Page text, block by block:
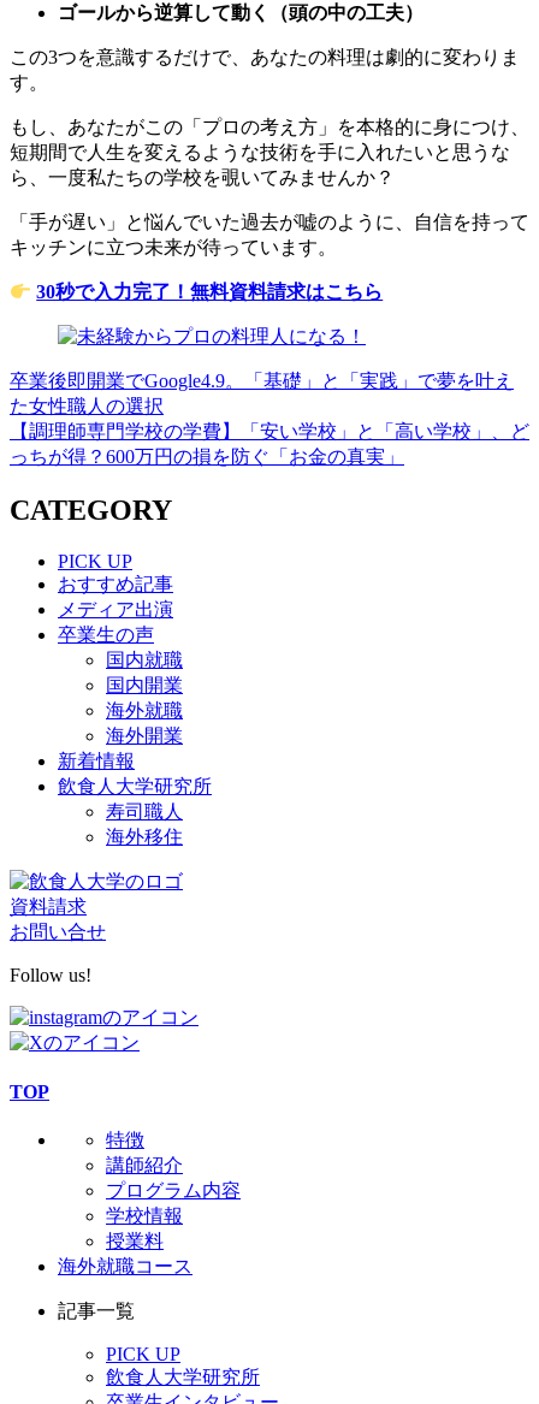
ゴールから逆算して動く（頭の中の工夫）
この3つを意識するだけで、あなたの料理は劇的に変わりま
す。
もし、あなたがこの「プロの考え方」を本格的に身につけ、
短期間で人生を変えるような技術を手に入れたいと思うな
ら、一度私たちの学校を覗いてみませんか？
「手が遅い」と悩んでいた過去が嘘のように、自信を持って
キッチンに立つ未来が待っています。
30秒で入力完了！無料資料請求はこちら
卒業後即開業でGoogle4.9。「基礎」と「実践」で夢を叶え
た女性職人の選択
【調理師専門学校の学費】「安い学校」と「高い学校」、ど
っちが得？600万円の損を防ぐ「お金の真実」
CATEGORY
PICK UP
おすすめ記事
メディア出演
卒業生の声
国内就職
国内開業
海外就職
海外開業
新着情報
飲食人大学研究所
寿司職人
海外移住
資料請求
お問い合せ
Follow us!
TOP
特徴
講師紹介
プログラム内容
学校情報
授業料
海外就職コース
記事一覧
PICK UP
飲食人大学研究所